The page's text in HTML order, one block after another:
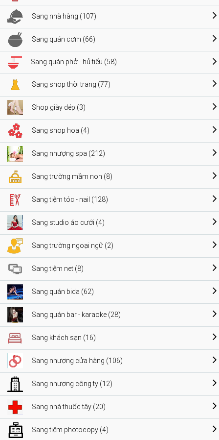
Sang nhà hàng (107)
Sang quán cơm (66)
Sang quán phở - hủ tiếu (58)
Sang shop thời trang (77)
Shop giày dép (3)
Sang shop hoa (4)
Sang nhượng spa (212)
Sang trường mầm non (8)
Sang tiệm tóc - nail (128)
Sang studio áo cưới (4)
Sang trường ngoại ngữ (2)
Sang tiệm net (8)
Sang quán bida (62)
Sang quán bar - karaoke (28)
Sang khách sạn (16)
Sang nhượng cửa hàng (106)
Sang nhượng công ty (12)
Sang nhà thuốc tây (20)
Sang tiệm photocopy (4)